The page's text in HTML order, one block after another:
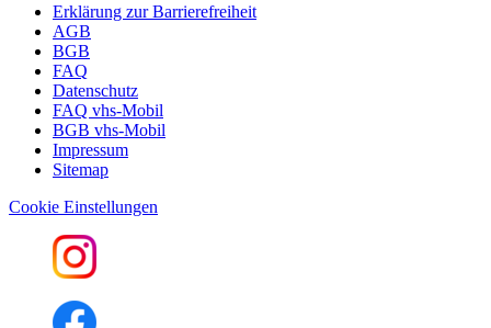
Erklärung zur Barrierefreiheit
AGB
BGB
FAQ
Datenschutz
FAQ vhs-Mobil
BGB vhs-Mobil
Impressum
Sitemap
Cookie Einstellungen